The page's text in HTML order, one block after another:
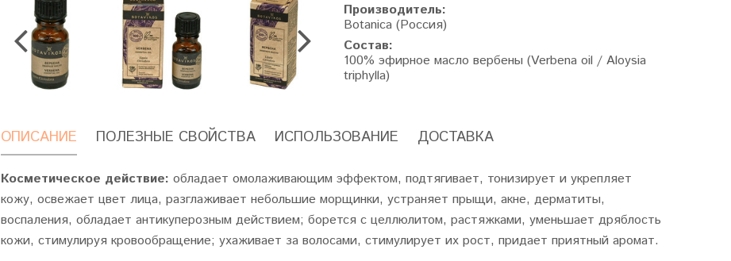
Производитель:
Botanica (Россия)
Состав:
100% эфирное масло вербены (Verbena oil / Aloysia
triphylla)
ОПИСАНИЕ ПОЛЕЗНЫЕ СВОЙСТВА ИСПОЛЬЗОВАНИЕ ДОСТАВКА
Косметическое действие: обладает омолаживающим эффектом, подтягивает, тонизирует и укрепляет
кожу, освежает цвет лица, разглаживает небольшие морщинки, устраняет прыщи, акне, дерматиты,
воспаления, обладает антикуперозным действием; борется с целлюлитом, растяжками, уменьшает дряблость
кожи, стимулируя кровообращение; ухаживает за волосами, стимулирует их рост, придает приятный аромат.